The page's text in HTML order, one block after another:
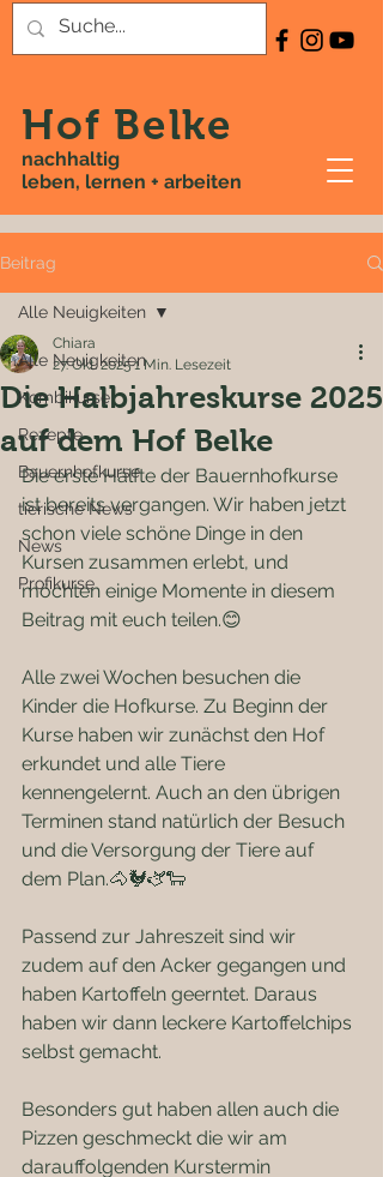
Hof Belke
nachhaltig
leben, lernen + arbeiten
Beitrag
Alle Neuigkeiten
Kombikurse
Rezepte
Bauernhofkurse
tierische News
News
Profikurse
Alle Neuigkeiten
Die Halbjahreskurse 2025
auf dem Hof Belke
Chiara
27. Okt. 20251 Min. Lesezeit
Die erste Hälfte der Bauernhofkurse
ist bereits vergangen. Wir haben jetzt
schon viele schöne Dinge in den
Kursen zusammen erlebt, und
möchten einige Momente in diesem
Beitrag mit euch teilen.😊
Alle zwei Wochen besuchen die
Kinder die Hofkurse. Zu Beginn der
Kurse haben wir zunächst den Hof
erkundet und alle Tiere
kennengelernt. Auch an den übrigen
Terminen stand natürlich der Besuch
und die Versorgung der Tiere auf
dem Plan.🐴🐓🫏🐑
Passend zur Jahreszeit sind wir
zudem auf den Acker gegangen und
haben Kartoffeln geerntet. Daraus
haben wir dann leckere Kartoffelchips
selbst gemacht.
Besonders gut haben allen auch die
Pizzen geschmeckt die wir am
darauffolgenden Kurstermin